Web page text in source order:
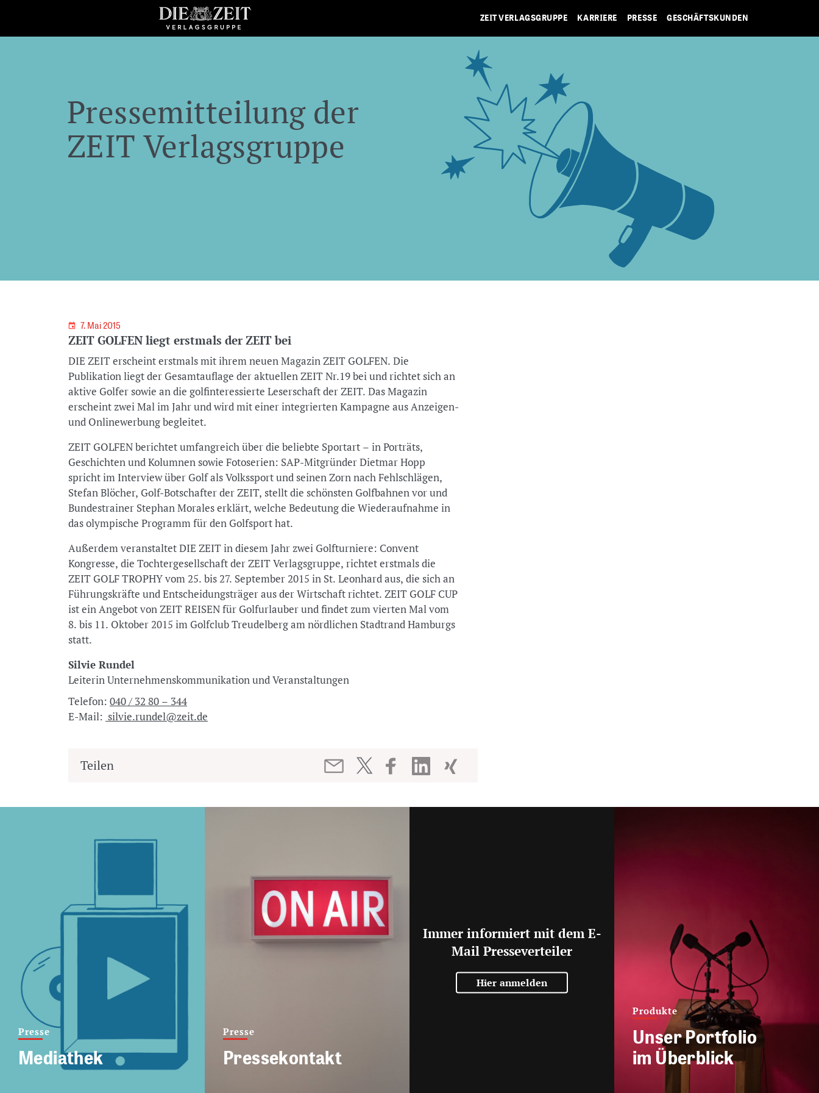
ZEIT VERLAGSGRUPPE KARRIERE PRESSE GESCHÄFTSKUNDEN
Pressemitteilung der
ZEIT Verlagsgruppe
7. Mai 2015
ZEIT GOLFEN liegt erstmals der ZEIT bei
DIE ZEIT erscheint erstmals mit ihrem neuen Magazin ZEIT GOLFEN. Die
Publikation liegt der Gesamtauflage der aktuellen ZEIT Nr.19 bei und richtet sich an
aktive Golfer sowie an die golfinteressierte Leserschaft der ZEIT. Das Magazin
erscheint zwei Mal im Jahr und wird mit einer integrierten Kampagne aus Anzeigen-
und Onlinewerbung begleitet.
ZEIT GOLFEN berichtet umfangreich über die beliebte Sportart – in Porträts,
Geschichten und Kolumnen sowie Fotoserien: SAP-Mitgründer Dietmar Hopp
spricht im Interview über Golf als Volkssport und seinen Zorn nach Fehlschlägen,
Stefan Blöcher, Golf-Botschafter der ZEIT, stellt die schönsten Golfbahnen vor und
Bundestrainer Stephan Morales erklärt, welche Bedeutung die Wiederaufnahme in
das olympische Programm für den Golfsport hat.
Außerdem veranstaltet DIE ZEIT in diesem Jahr zwei Golfturniere: Convent
Kongresse, die Tochtergesellschaft der ZEIT Verlagsgruppe, richtet erstmals die
ZEIT GOLF TROPHY vom 25. bis 27. September 2015 in St. Leonhard aus, die sich an
Führungskräfte und Entscheidungsträger aus der Wirtschaft richtet. ZEIT GOLF CUP
ist ein Angebot von ZEIT REISEN für Golfurlauber und findet zum vierten Mal vom
8. bis 11. Oktober 2015 im Golfclub Treudelberg am nördlichen Stadtrand Hamburgs
statt.
Silvie Rundel
Leiterin Unternehmenskommunikation und Veranstaltungen
Telefon: 040 / 32 80 – 344
E-Mail: silvie.rundel@zeit.de
Teilen
Presse
Mediathek
Presse
Pressekontakt
Immer informiert mit dem E-
Mail Presseverteiler
Hier anmelden
Produkte
Unser Portfolio
im Überblick